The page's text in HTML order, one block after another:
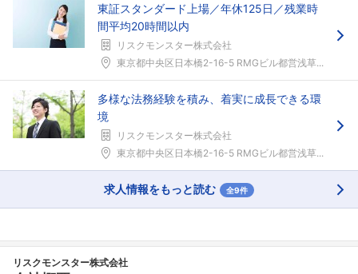
東証スタンダード上場／年休125日／残業時
間平均20時間以内
リスクモンスター株式会社
東京都中央区日本橋2-16-5 RMGビル都営浅草...
多様な法務経験を積み、着実に成長できる環
境
リスクモンスター株式会社
東京都中央区日本橋2-16-5 RMGビル都営浅草...
求人情報をもっと読む 全9件
リスクモンスター株式会社